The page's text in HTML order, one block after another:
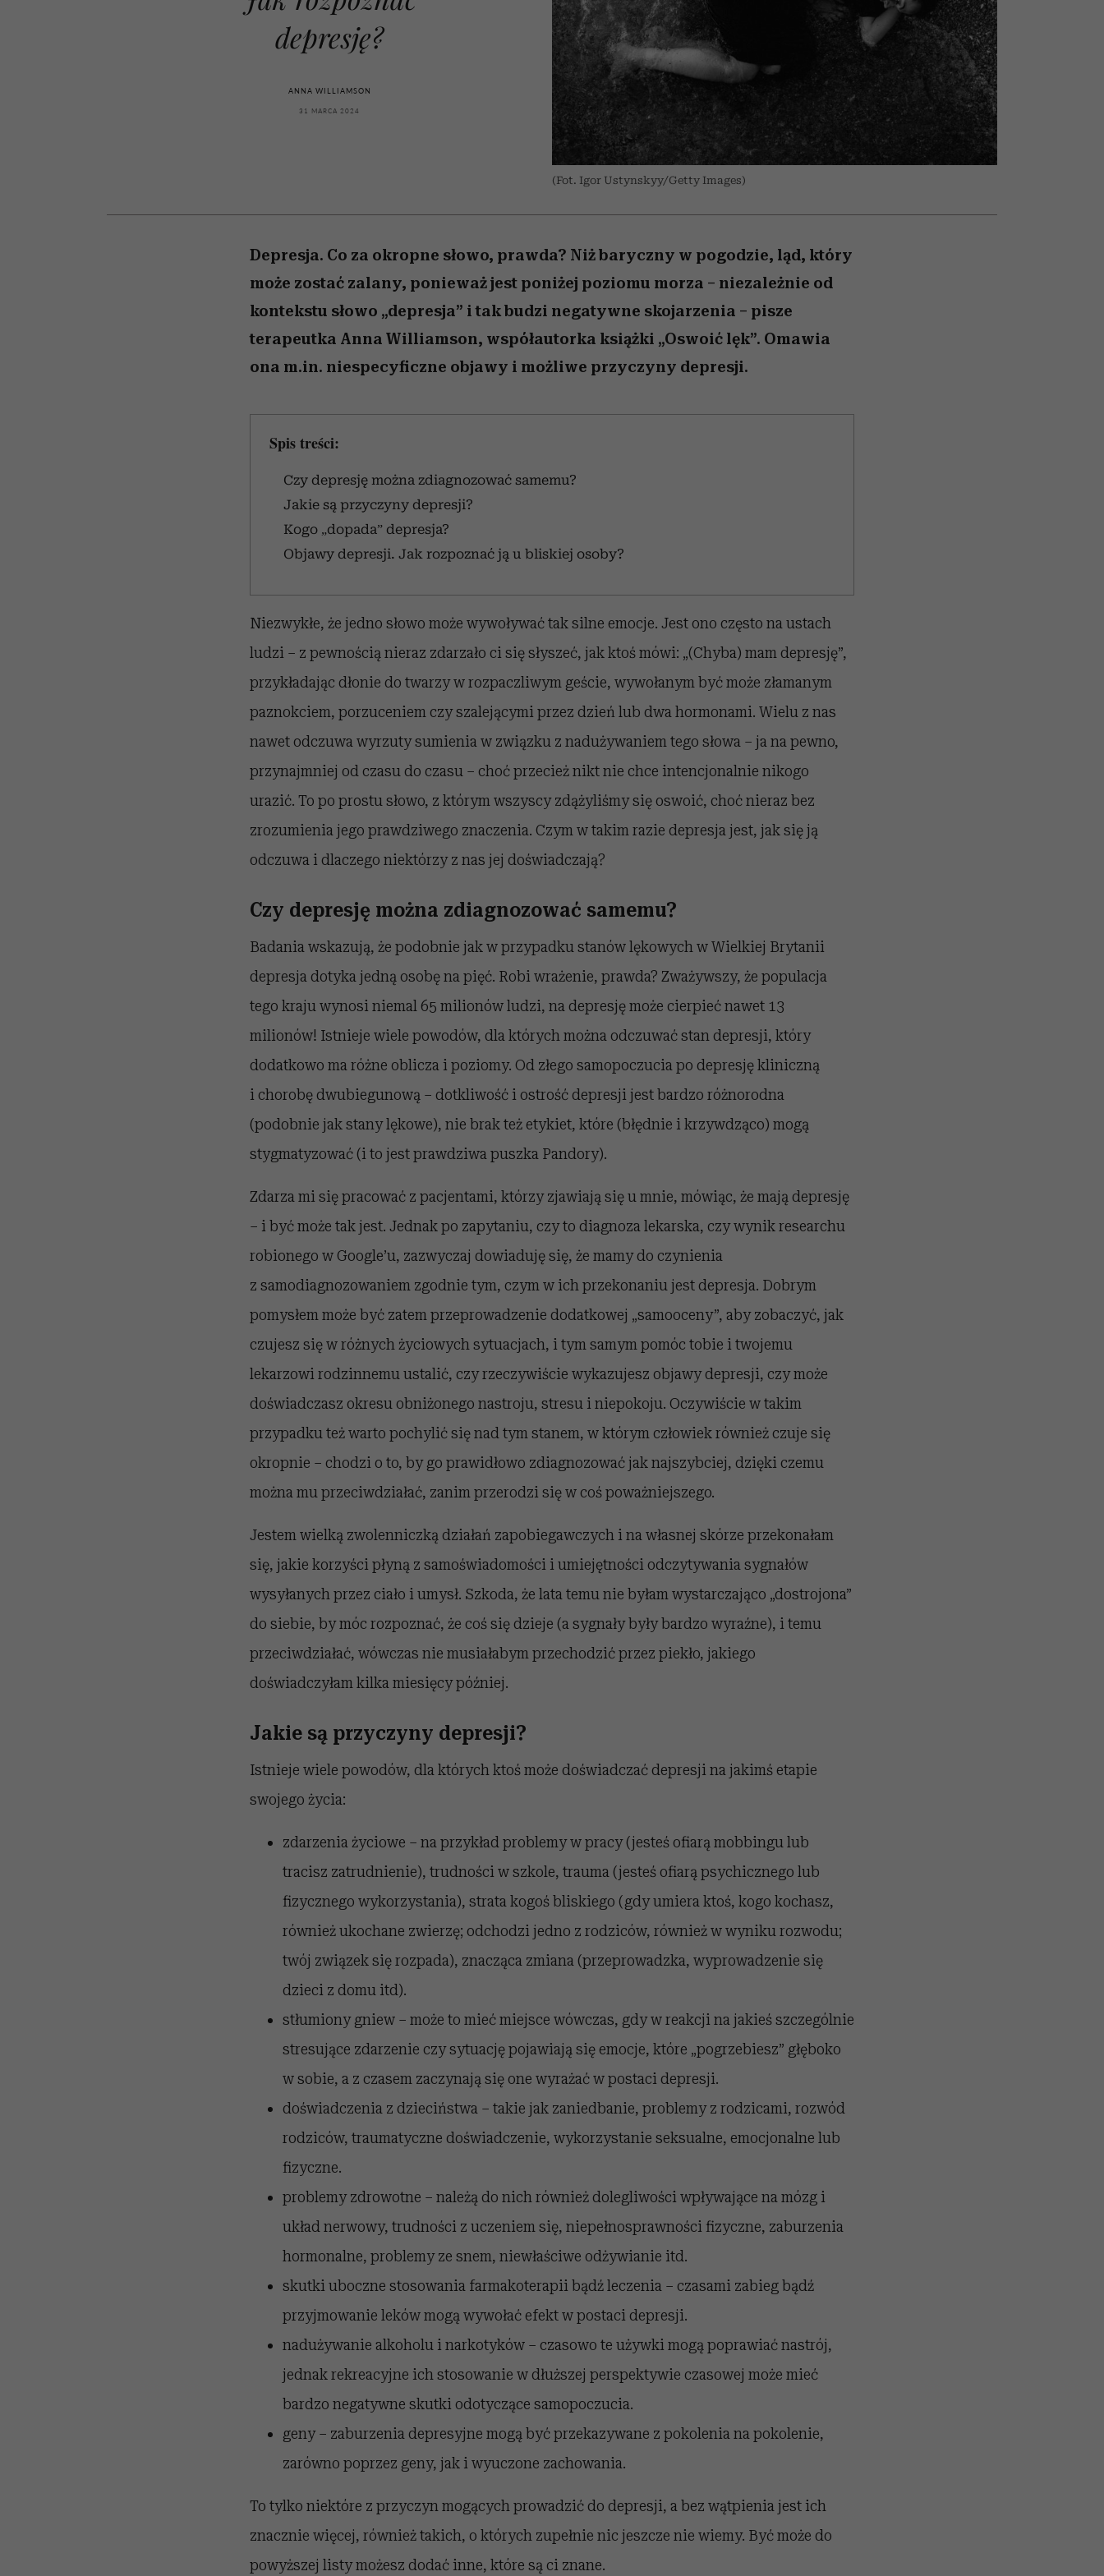
najpopularniejszych seriali
najbardziej pożądane
ubrania i marki sezonu
odc. 7]
depresję?
ANNA WILLIAMSON
31 MARCA 2024
(Fot. Igor Ustynskyy/Getty Images)
Depresja. Co za okropne słowo, prawda? Niż baryczny w pogodzie, ląd, który
może zostać zalany, ponieważ jest poniżej poziomu morza – niezależnie od
kontekstu słowo „depresja” i tak budzi negatywne skojarzenia – pisze
terapeutka Anna Williamson, współautorka książki „Oswoić lęk”. Omawia
ona m.in. niespecyficzne objawy i możliwe przyczyny depresji.
Spis treści:
Czy depresję można zdiagnozować samemu?
Jakie są przyczyny depresji?
Kogo „dopada” depresja?
Objawy depresji. Jak rozpoznać ją u bliskiej osoby?
Niezwykłe, że jedno słowo może wywoływać tak silne emocje. Jest ono często na ustach
ludzi – z pewnością nieraz zdarzało ci się słyszeć, jak ktoś mówi: „(Chyba) mam depresję”,
przykładając dłonie do twarzy w rozpaczliwym geście, wywołanym być może złamanym
paznokciem, porzuceniem czy szalejącymi przez dzień lub dwa hormonami. Wielu z nas
nawet odczuwa wyrzuty sumienia w związku z nadużywaniem tego słowa – ja na pewno,
przynajmniej od czasu do czasu – choć przecież nikt nie chce intencjonalnie nikogo
urazić. To po prostu słowo, z którym wszyscy zdążyliśmy się oswoić, choć nieraz bez
zrozumienia jego prawdziwego znaczenia. Czym w takim razie depresja jest, jak się ją
odczuwa i dlaczego niektórzy z nas jej doświadczają?
Czy depresję można zdiagnozować samemu?
Badania wskazują, że podobnie jak w przypadku stanów lękowych w Wielkiej Brytanii
depresja dotyka jedną osobę na pięć. Robi wrażenie, prawda? Zważywszy, że populacja
tego kraju wynosi niemal 65 milionów ludzi, na depresję może cierpieć nawet 13
milionów! Istnieje wiele powodów, dla których można odczuwać stan depresji, który
dodatkowo ma różne oblicza i poziomy. Od złego samopoczucia po depresję kliniczną
i chorobę dwubiegunową – dotkliwość i ostrość depresji jest bardzo różnorodna
(podobnie jak stany lękowe), nie brak też etykiet, które (błędnie i krzywdząco) mogą
stygmatyzować (i to jest prawdziwa puszka Pandory).
Zdarza mi się pracować z pacjentami, którzy zjawiają się u mnie, mówiąc, że mają depresję
– i być może tak jest. Jednak po zapytaniu, czy to diagnoza lekarska, czy wynik researchu
robionego w Google’u, zazwyczaj dowiaduję się, że mamy do czynienia
z samodiagnozowaniem zgodnie tym, czym w ich przekonaniu jest depresja. Dobrym
pomysłem może być zatem przeprowadzenie dodatkowej „samooceny”, aby zobaczyć, jak
czujesz się w różnych życiowych sytuacjach, i tym samym pomóc tobie i twojemu
lekarzowi rodzinnemu ustalić, czy rzeczywiście wykazujesz objawy depresji, czy może
doświadczasz okresu obniżonego nastroju, stresu i niepokoju. Oczywiście w takim
przypadku też warto pochylić się nad tym stanem, w którym człowiek również czuje się
okropnie – chodzi o to, by go prawidłowo zdiagnozować jak najszybciej, dzięki czemu
można mu przeciwdziałać, zanim przerodzi się w coś poważniejszego.
Jestem wielką zwolenniczką działań zapobiegawczych i na własnej skórze przekonałam
się, jakie korzyści płyną z samoświadomości i umiejętności odczytywania sygnałów
wysyłanych przez ciało i umysł. Szkoda, że lata temu nie byłam wystarczająco „dostrojona”
do siebie, by móc rozpoznać, że coś się dzieje (a sygnały były bardzo wyraźne), i temu
przeciwdziałać, wówczas nie musiałabym przechodzić przez piekło, jakiego
doświadczyłam kilka miesięcy później.
Jakie są przyczyny depresji?
Istnieje wiele powodów, dla których ktoś może doświadczać depresji na jakimś etapie
swojego życia:
zdarzenia życiowe – na przykład problemy w pracy (jesteś ofiarą mobbingu lub
tracisz zatrudnienie), trudności w szkole, trauma (jesteś ofiarą psychicznego lub
fizycznego wykorzystania), strata kogoś bliskiego (gdy umiera ktoś, kogo kochasz,
również ukochane zwierzę; odchodzi jedno z rodziców, również w wyniku rozwodu;
twój związek się rozpada), znacząca zmiana (przeprowadzka, wyprowadzenie się
dzieci z domu itd).
stłumiony gniew – może to mieć miejsce wówczas, gdy w reakcji na jakieś szczególnie
stresujące zdarzenie czy sytuację pojawiają się emocje, które „pogrzebiesz” głęboko
w sobie, a z czasem zaczynają się one wyrażać w postaci depresji.
doświadczenia z dzieciństwa – takie jak zaniedbanie, problemy z rodzicami, rozwód
rodziców, traumatyczne doświadczenie, wykorzystanie seksualne, emocjonalne lub
fizyczne.
problemy zdrowotne – należą do nich również dolegliwości wpływające na mózg i
układ nerwowy, trudności z uczeniem się, niepełnosprawności fizyczne, zaburzenia
hormonalne, problemy ze snem, niewłaściwe odżywianie itd.
skutki uboczne stosowania farmakoterapii bądź leczenia – czasami zabieg bądź
przyjmowanie leków mogą wywołać efekt w postaci depresji.
nadużywanie alkoholu i narkotyków – czasowo te używki mogą poprawiać nastrój,
jednak rekreacyjne ich stosowanie w dłuższej perspektywie czasowej może mieć
bardzo negatywne skutki odotyczące samopoczucia.
geny – zaburzenia depresyjne mogą być przekazywane z pokolenia na pokolenie,
zarówno poprzez geny, jak i wyuczone zachowania.
To tylko niektóre z przyczyn mogących prowadzić do depresji, a bez wątpienia jest ich
znacznie więcej, również takich, o których zupełnie nic jeszcze nie wiemy. Być może do
powyższej listy możesz dodać inne, które są ci znane.